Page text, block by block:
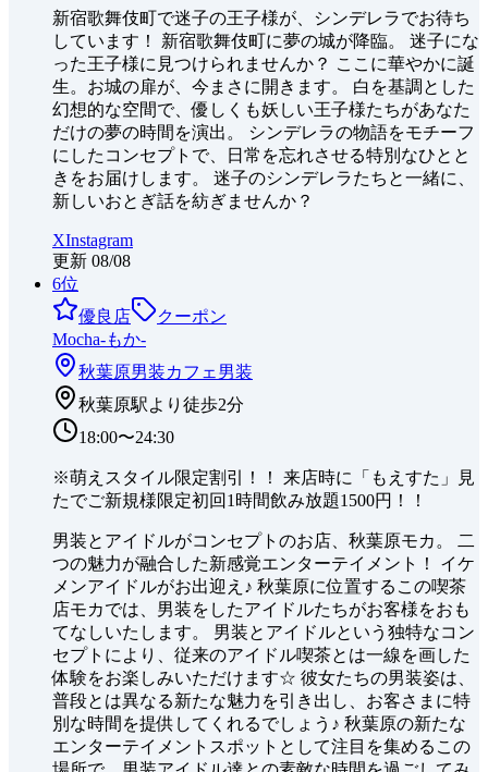
新宿歌舞伎町で迷子の王子様が、シンデレラでお待ち
しています！ 新宿歌舞伎町に夢の城が降臨。 迷子にな
った王子様に見つけられませんか？ ここに華やかに誕
生。お城の扉が、今まさに開きます。 白を基調とした
幻想的な空間で、優しくも妖しい王子様たちがあなた
だけの夢の時間を演出。 シンデレラの物語をモチーフ
にしたコンセプトで、日常を忘れさせる特別なひとと
きをお届けします。 迷子のシンデレラたちと一緒に、
新しいおとぎ話を紡ぎませんか？
XInstagram
更新 08/08
6位
優良店
クーポン
Mocha-もか-
秋葉原男装カフェ 男装
秋葉原駅より徒歩2分
18:00〜24:30
※萌えスタイル限定割引！！ 来店時に「もえすた」見
たでご新規様限定初回1時間飲み放題1500円！！
男装とアイドルがコンセプトのお店、秋葉原モカ。 二
つの魅力が融合した新感覚エンターテイメント！ イケ
メンアイドルがお出迎え♪ 秋葉原に位置するこの喫茶
店モカでは、男装をしたアイドルたちがお客様をおも
てなしいたします。 男装とアイドルという独特なコン
セプトにより、従来のアイドル喫茶とは一線を画した
体験をお楽しみいただけます☆ 彼女たちの男装姿は、
普段とは異なる新たな魅力を引き出し、お客さまに特
別な時間を提供してくれるでしょう♪ 秋葉原の新たな
エンターテイメントスポットとして注目を集めるこの